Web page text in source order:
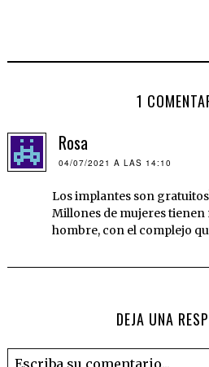
1
Rosa
04/07/2021 A LAS 14:10
Los implantes son
Millones de mujeres tienen
hombre, con el complejo
DEJA UNA